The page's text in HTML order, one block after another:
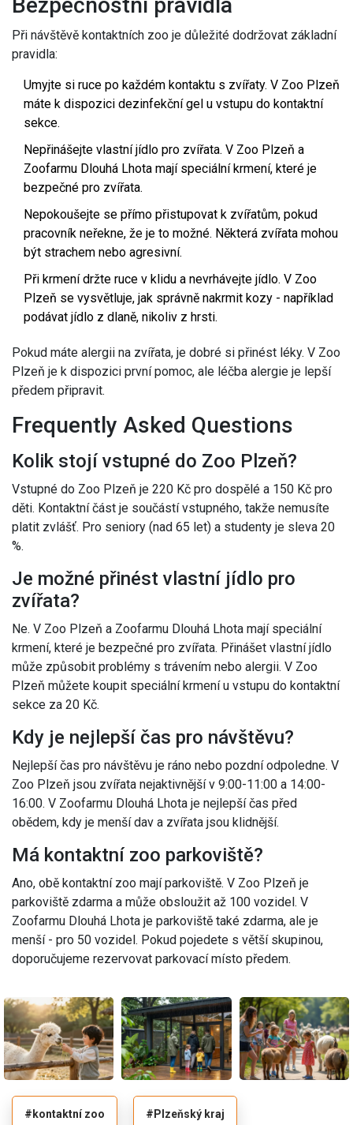
Bezpečnostní pravidla
Při návštěvě kontaktních zoo je důležité dodržovat základní
pravidla:
Umyjte si ruce po každém kontaktu s zvířaty. V Zoo Plzeň
máte k dispozici dezinfekční gel u vstupu do kontaktní
sekce.
Nepřinášejte vlastní jídlo pro zvířata. V Zoo Plzeň a
Zoofarmu Dlouhá Lhota mají speciální krmení, které je
bezpečné pro zvířata.
Nepokoušejte se přímo přistupovat k zvířatům, pokud
pracovník neřekne, že je to možné. Některá zvířata mohou
být strachem nebo agresivní.
Při krmení držte ruce v klidu a nevrhávejte jídlo. V Zoo
Plzeň se vysvětluje, jak správně nakrmit kozy - například
podávat jídlo z dlaně, nikoliv z hrsti.
Pokud máte alergii na zvířata, je dobré si přinést léky. V Zoo
Plzeň je k dispozici první pomoc, ale léčba alergie je lepší
předem připravit.
Frequently Asked Questions
Kolik stojí vstupné do Zoo Plzeň?
Vstupné do Zoo Plzeň je 220 Kč pro dospělé a 150 Kč pro
děti. Kontaktní část je součástí vstupného, takže nemusíte
platit zvlášť. Pro seniory (nad 65 let) a studenty je sleva 20
%.
Je možné přinést vlastní jídlo pro
zvířata?
Ne. V Zoo Plzeň a Zoofarmu Dlouhá Lhota mají speciální
krmení, které je bezpečné pro zvířata. Přinášet vlastní jídlo
může způsobit problémy s trávením nebo alergii. V Zoo
Plzeň můžete koupit speciální krmení u vstupu do kontaktní
sekce za 20 Kč.
Kdy je nejlepší čas pro návštěvu?
Nejlepší čas pro návštěvu je ráno nebo pozdní odpoledne. V
Zoo Plzeň jsou zvířata nejaktivnější v 9:00-11:00 a 14:00-
16:00. V Zoofarmu Dlouhá Lhota je nejlepší čas před
obědem, kdy je menší dav a zvířata jsou klidnější.
Má kontaktní zoo parkoviště?
Ano, obě kontaktní zoo mají parkoviště. V Zoo Plzeň je
parkoviště zdarma a může obsloužit až 100 vozidel. V
Zoofarmu Dlouhá Lhota je parkoviště také zdarma, ale je
menší - pro 50 vozidel. Pokud pojedete s větší skupinou,
doporučujeme rezervovat parkovací místo předem.
#kontaktní zoo #Plzeňský kraj